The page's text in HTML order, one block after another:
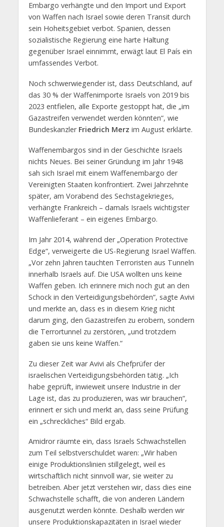
Embargo verhängte und den Import und Export
von Waffen nach Israel sowie deren Transit durch
sein Hoheitsgebiet verbot. Spanien, dessen
sozialistische Regierung eine harte Haltung
gegenüber Israel einnimmt, erwägt laut El País ein
umfassendes Verbot.
Noch schwerwiegender ist, dass Deutschland, auf
das 30 % der Waffenimporte Israels von 2019 bis
2023 entfielen, alle Exporte gestoppt hat, die „im
Gazastreifen verwendet werden könnten“, wie
Bundeskanzler Friedrich Merz im August erklärte.
Waffenembargos sind in der Geschichte Israels
nichts Neues. Bei seiner Gründung im Jahr 1948
sah sich Israel mit einem Waffenembargo der
Vereinigten Staaten konfrontiert. Zwei Jahrzehnte
später, am Vorabend des Sechstagekrieges,
verhängte Frankreich – damals Israels wichtigster
Waffenlieferant – ein eigenes Embargo.
Im Jahr 2014, während der „Operation Protective
Edge“, verweigerte die US-Regierung Israel Waffen.
„Vor zehn Jahren tauchten Terroristen aus Tunneln
innerhalb Israels auf. Die USA wollten uns keine
Waffen geben. Ich erinnere mich noch gut an den
Schock in den Verteidigungsbehörden“, sagte Avivi
und merkte an, dass es in diesem Krieg nicht
darum ging, den Gazastreifen zu erobern, sondern
die Terrortunnel zu zerstören, „und trotzdem
gaben sie uns keine Waffen.“
Zu dieser Zeit war Avivi als Chefprüfer der
israelischen Verteidigungsbehörden tätig. „Ich
habe geprüft, inwieweit unsere Industrie in der
Lage ist, das zu produzieren, was wir brauchen“,
erinnert er sich und merkt an, dass seine Prüfung
ein „schreckliches“ Bild ergab.
Amidror räumte ein, dass Israels Schwachstellen
zum Teil selbstverschuldet waren: „Wir haben
einige Produktionslinien stillgelegt, weil es
wirtschaftlich nicht sinnvoll war, sie weiter zu
betreiben. Aber jetzt verstehen wir, dass dies eine
Schwachstelle schafft, die von anderen Ländern
ausgenutzt werden könnte. Deshalb werden wir
unsere Produktionskapazitäten in Israel wieder